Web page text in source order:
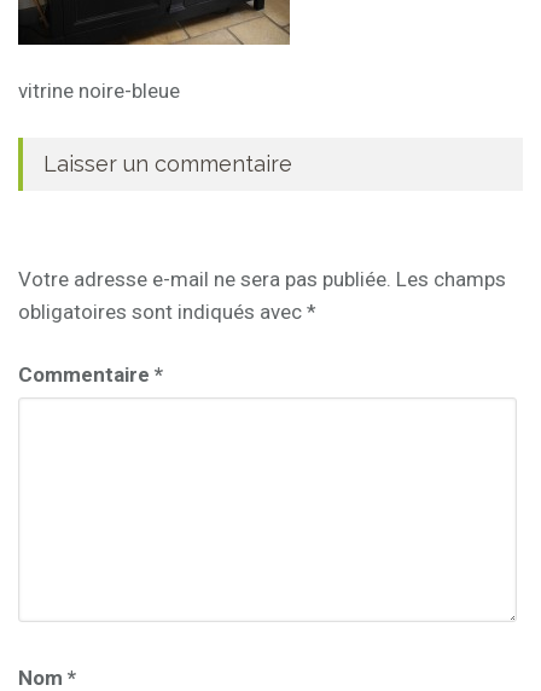
vitrine noire-bleue
Laisser un commentaire
Votre adresse e-mail ne sera pas publiée. Les champs
obligatoires sont indiqués avec *
Commentaire *
Nom *